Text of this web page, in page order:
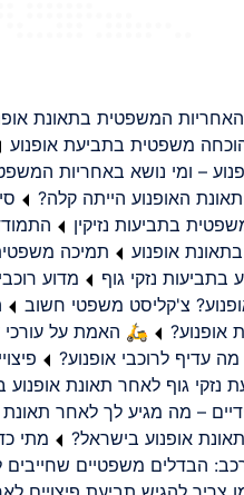
המשפטית בתאונת
משפטית בתביעת אופנוע
– ומי נושא באחריות
האופנוע הייתה קלה?
בתביעות נזיקין
אופנוע
תמיכה
בתביעות נזקי גוף
מדוע
צ'קליסט משפטי חשוב
אופנוע?
🛵 האמת על עורכי
עדיף לרוכבי אופנוע?
גוף לאחר תאונת אופנוע
– מה מגיע לך לאחר תאונת
אופנוע בישראל?
מתי
הבדלים משפטיים שחייבים